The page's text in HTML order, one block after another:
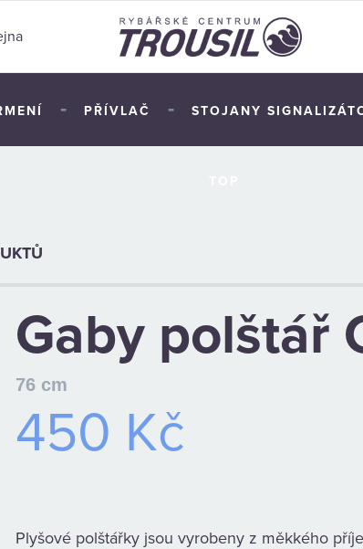
- PŘÍVLAČ - STOJANY
Gaby polštář
76 cm
450 Kč
Plyšové polštářky jsou vyrobeny z měkkého